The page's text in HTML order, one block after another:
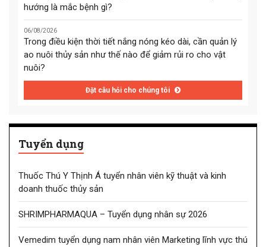
hướng là mắc bệnh gì?
06/08/2026
Trong điều kiện thời tiết nắng nóng kéo dài, cần quản lý
ao nuôi thủy sản như thế nào để giảm rủi ro cho vật
nuôi?
Đặt câu hỏi cho chúng tôi
Tuyển dụng
Thuốc Thú Y Thịnh Á tuyển nhân viên kỹ thuật và kinh
doanh thuốc thủy sản
SHRIMPHARMAQUA – Tuyển dụng nhân sự 2026
Vemedim tuyển dụng nam nhân viên Marketing lĩnh vực thú